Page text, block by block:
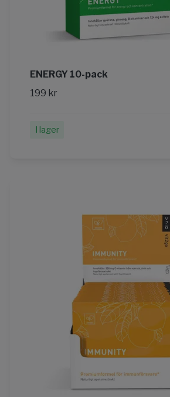
ENERGY 10-pack
199 kr
I lager